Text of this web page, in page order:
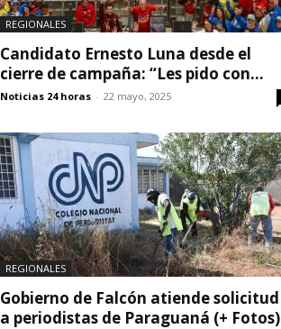
REGIONALES
Candidato Ernesto Luna desde el
cierre de campaña: “Les pido con...
Noticias 24 horas - 22 mayo, 2025
REGIONALES
Gobierno de Falcón atiende solicitud
a periodistas de Paraguaná (+ Fotos)